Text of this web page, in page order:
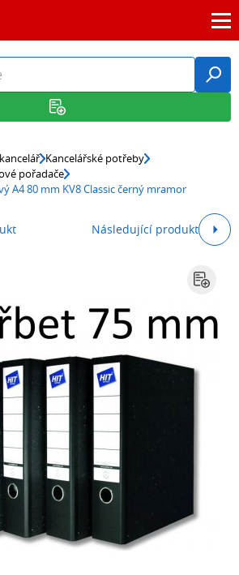
Kancelářské potřeby
pořadače
A4 80 mm KV8 Classic černý mramor
Následující produkt